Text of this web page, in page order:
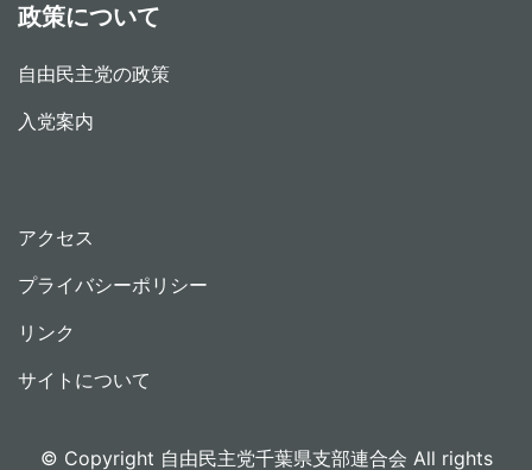
政策について
自由民主党の政策
入党案内
アクセス
プライバシーポリシー
リンク
サイトについて
© Copyright 自由民主党千葉県支部連合会 All rights